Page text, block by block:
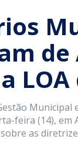
de
LOA
Municipal
feira (14), em
as